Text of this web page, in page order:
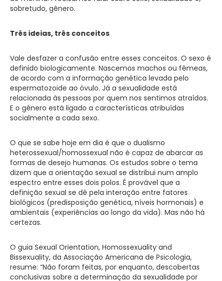
sobretudo, gênero.
Três ideias, três conceitos
Vale desfazer a confusão entre esses conceitos. O sexo é
definido biologicamente. Nascemos machos ou fêmeas,
de acordo com a informação genética levada pelo
espermatozoide ao óvulo. Já a sexualidade está
relacionada às pessoas por quem nos sentimos atraídos.
E o gênero está ligado a características atribuídas
socialmente a cada sexo.
O que se sabe hoje em dia é que o dualismo
heterossexual/homossexual não é capaz de abarcar as
formas de desejo humanas. Os estudos sobre o tema
dizem que a orientação sexual se distribui num amplo
espectro entre esses dois polos. É provável que a
definição sexual se dê pela interação entre fatores
biológicos (predisposição genética, níveis hormonais) e
ambientais (experiências ao longo da vida). Mas não há
certezas.
O guia Sexual Orientation, Homossexuality and
Bissexuality, da Associação Americana de Psicologia,
resume: “Não foram feitas, por enquanto, descobertas
conclusivas sobre a determinação da sexualidade por